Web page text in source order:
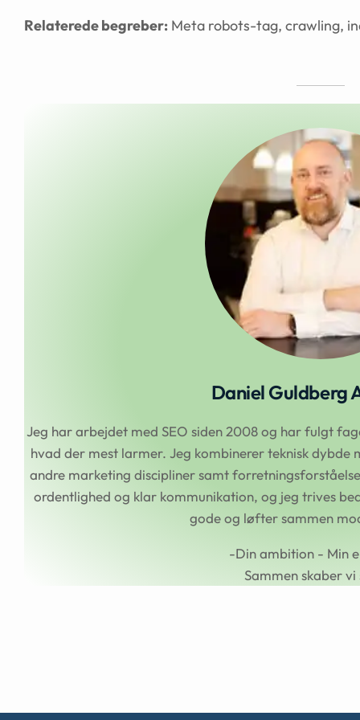
Relaterede begreber: Meta robots-tag, crawling,
Daniel Guldberg
Jeg har arbejdet med SEO siden 2008 og har fulgt
hvad der mest larmer. Jeg kombinerer teknisk dybde
andre marketing discipliner samt
ordentlighed og klar kommunikation, og jeg trives
gode og løfter sammen
-Din ambition - Min
Sammen skaber vi